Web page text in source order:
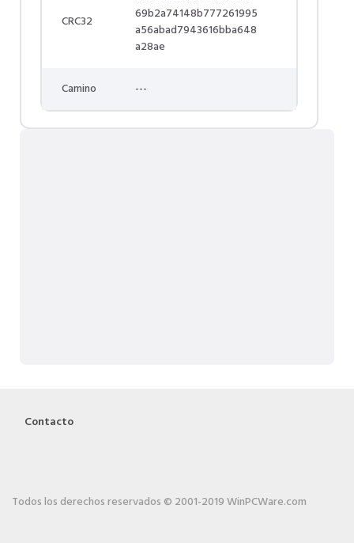
CRC32
69b2a74148b777261995
a56abad7943616bba648
a28ae
Camino ---
Contacto
Todos los derechos reservados © 2001-2019 WinPCWare.com